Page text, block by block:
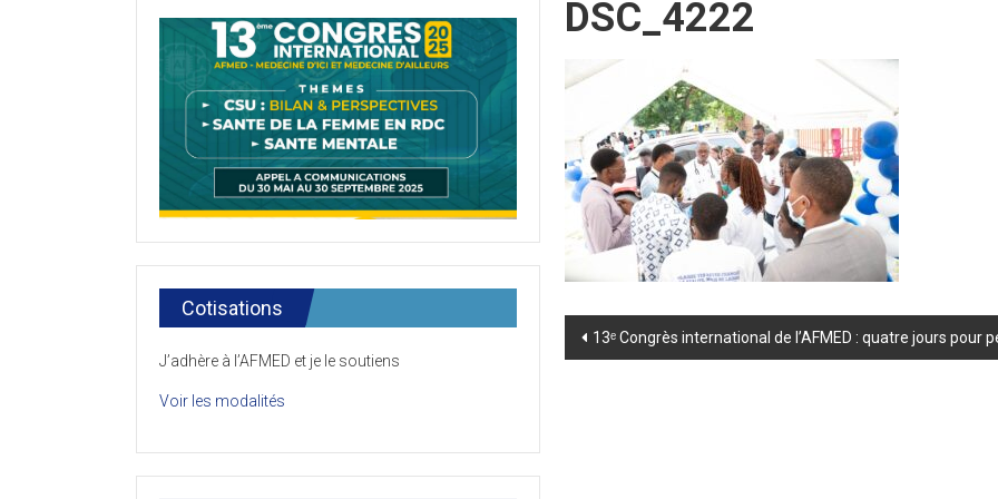
DSC_4222
Post
13ᵉ Congrès international de l’AFMED : quatre jours pour
Cotisations
J’adhère à l’AFMED et je le soutiens
Voir les modalités